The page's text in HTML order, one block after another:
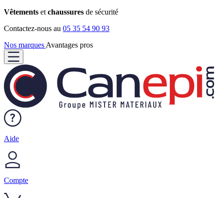
Vêtements et chaussures de sécurité
Contactez-nous au 05 35 54 90 93
Nos marques Avantages pros
Aide
Compte